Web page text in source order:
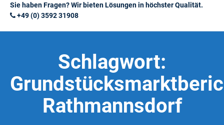
Sie haben Fragen? Wir bieten Lösungen in höchster Qualität.
+49 (0) 3592 31908
Schlagwort:
Rathmannsdorf